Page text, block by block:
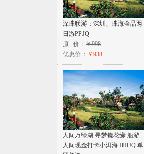
深珠联游：深圳、珠海金品两
日游PPJQ
原 价： ￥998
优惠价： ￥938
人间万绿湖 寻梦镜花缘 船游
人间现金打卡小洱海 HHJQ 单